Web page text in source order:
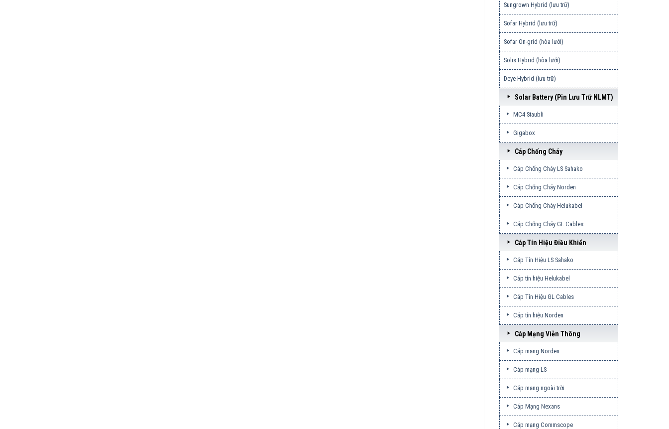
Sungrown Hybrid (lưu trữ)
Sofar Hybrid (lưu trữ)
Sofar On-grid (hòa lưới)
Solis Hybrid (hòa lưới)
Deye Hybrid (lưu trữ)
Solar Battery (pin Lưu Trữ NLMT)
MC4 Staubli
Gigabox
Cáp Chống Cháy
Cáp Chống Cháy LS Sahako
Cáp Chống Cháy Norden
Cáp Chống Cháy Helukabel
Cáp Chống Cháy GL Cables
Cáp Tín Hiệu Điều Khiển
Cáp Tín Hiệu LS Sahako
Cáp tín hiệu Helukabel
Cáp Tín Hiệu GL Cables
Cáp tín hiệu Norden
Cáp Mạng Viễn Thông
Cáp mạng Norden
Cáp mạng LS
Cáp mạng ngoài trời
Cáp Mạng Nexans
Cáp mạng Commscope